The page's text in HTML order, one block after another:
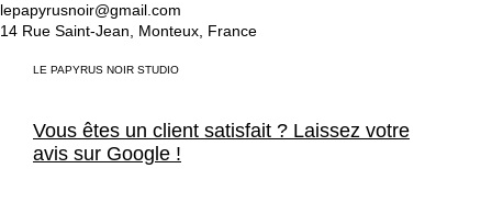
lepapyrusnoir@gmail.com
14 Rue Saint-Jean, Monteux, France
LE PAPYRUS NOIR STUDIO
Vous êtes un client satisfait ? Laissez votre
avis sur Google !